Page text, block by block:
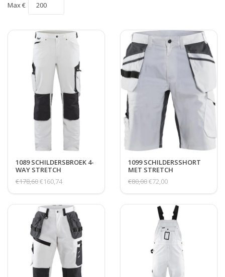
Max €
1089 SCHILDERSBROEK 4-
WAY STRETCH
€178,60€160,74
1099 SCHILDERSSHORT
MET STRETCH
€80,00€72,00